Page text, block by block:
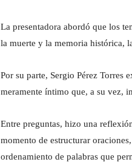
La presentadora abordó que los
la muerte y la memoria histórica,
Por su parte, Sergio Pérez Torres
meramente íntimo que, a su vez,
Entre preguntas, hizo una
momento de estructurar
ordenamiento de palabras que